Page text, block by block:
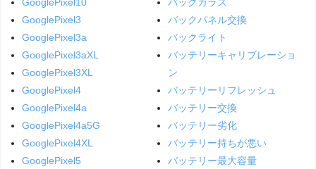
GooglePixel3
GooglePixel3a
GooglePixel3aXL
GooglePixel3XL
GooglePixel4
GooglePixel4a
GooglePixel4a5G
GooglePixel4XL
GooglePixel5
バックパネル交換
バックライト
バッテリーキャリブレーショ
ン
バッテリーリフレッシュ
バッテリー交換
バッテリー劣化
バッテリー持ちが悪い
バッテリー最大容量